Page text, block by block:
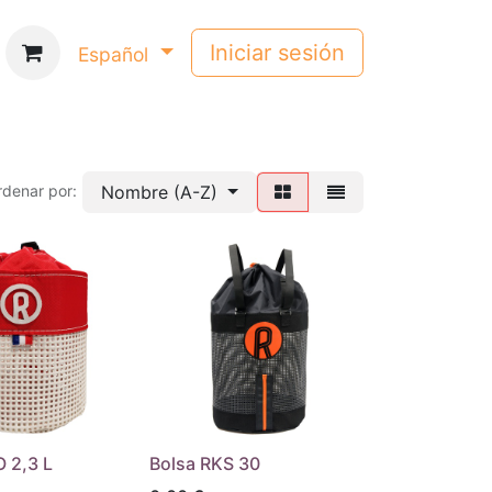
Español Iniciar sesión
por: Nombre (A-Z)
2,3 L
Bolsa RKS 30